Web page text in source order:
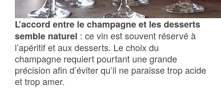
L’accord entre le champagne et les desserts
semble naturel : ce vin est souvent réservé à
l’apéritif et aux desserts. Le choix du
champagne requiert pourtant une grande
précision afin d’éviter qu’il ne paraisse trop acide
et trop amer.